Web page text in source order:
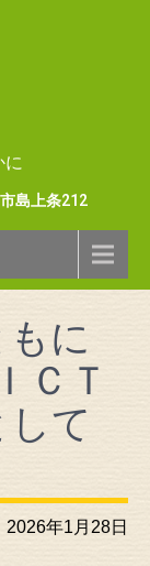
に
島上条212
もに
ＣＴ
て
2026年1月28日